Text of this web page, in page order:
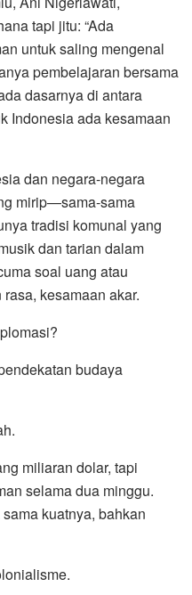
tapi jitu: “Ada
untuk saling mengenal
pembelajaran bersama
dasarnya di antara
Indonesia ada kesamaan
dan negara-negara
mirip—sama-sama
tradisi komunal yang
dan tarian dalam
soal uang atau
kesamaan akar.
budaya
miliaran dolar, tapi
selama dua minggu.
kuatnya, bahkan